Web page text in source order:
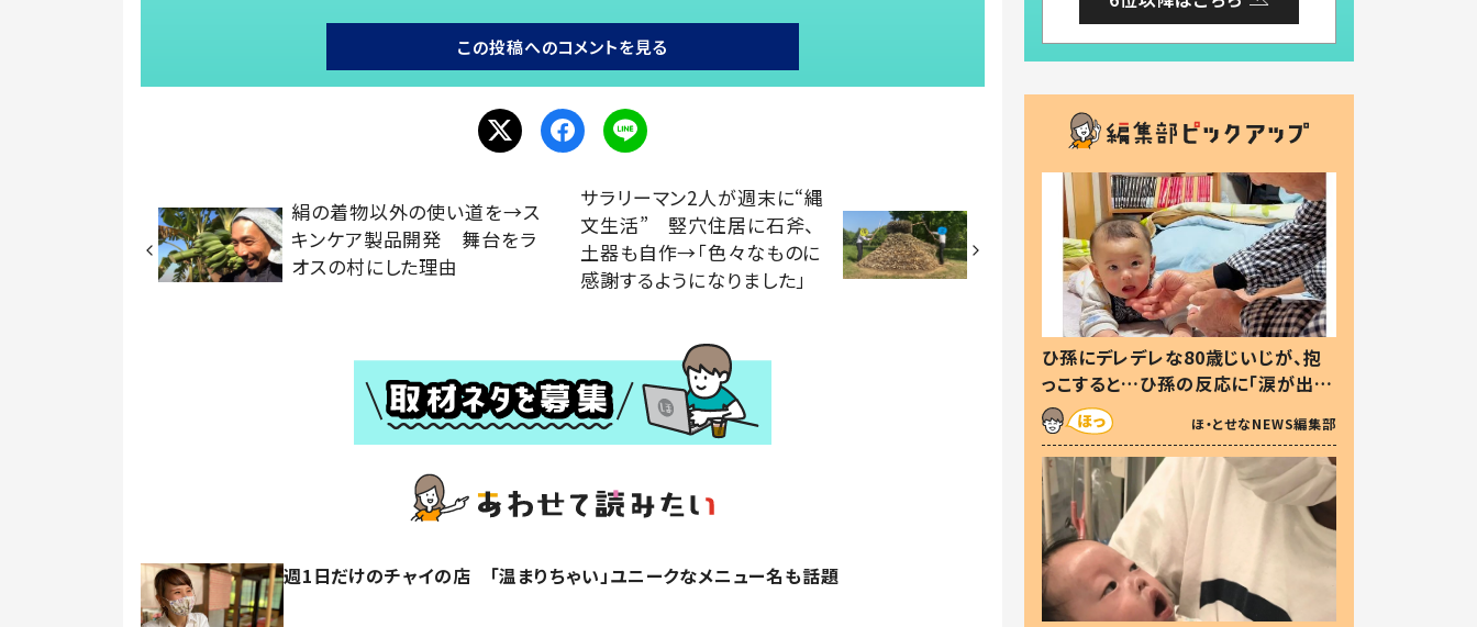
この投稿へのコメントを見る
絹の着物以外の使い道を→ス
キンケア製品開発 舞台をラ
オスの村にした理由
サラリーマン2人が週末に“縄
文生活” 竪穴住居に石斧、
土器も自作→「色々なものに
感謝するようになりました」
週1日だけのチャイの店 「温まりちゃい」ユニークなメニュー名も話題
ひ孫にデレデレな80歳じいじが、抱
っこすると…ひ孫の反応に「涙が出ま
した」「可愛くて仕方ない」
ほ・とせなNEWS編集部